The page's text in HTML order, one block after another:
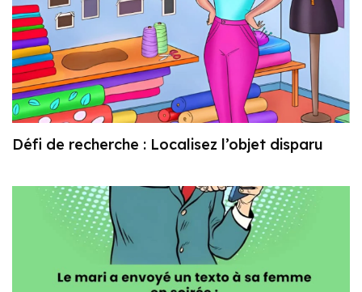
Défi de recherche : Localisez l’objet disparu